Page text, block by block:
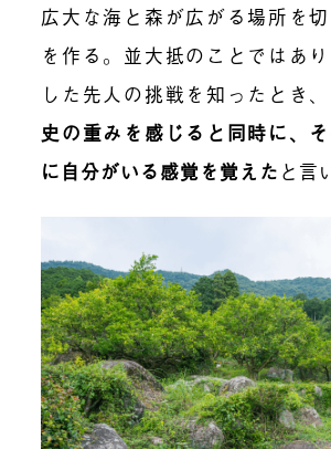
広大な海と森が広がる場所を
を作る。並大抵のことではあ
した先人の挑戦を知ったとき、
史の重みを感じると同時に、
に自分がいる感覚を覚えた と言